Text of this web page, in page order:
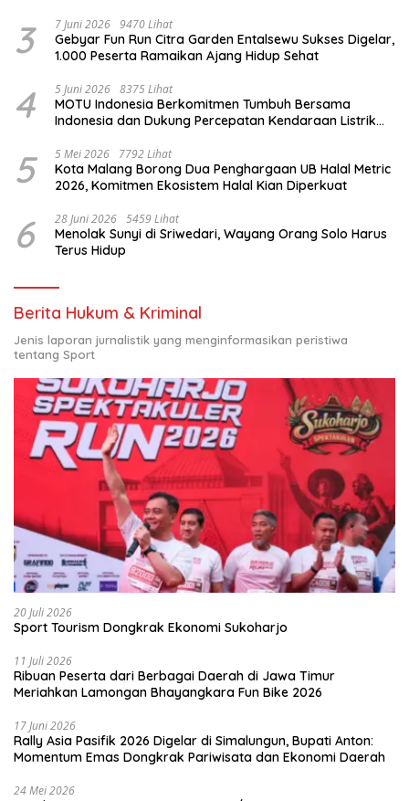
3 7 Juni 2026 9470 Lihat
Gebyar Fun Run Citra Garden Entalsewu Sukses Digelar,
1.000 Peserta Ramaikan Ajang Hidup Sehat
4 5 Juni 2026 8375 Lihat
MOTU Indonesia Berkomitmen Tumbuh Bersama
Indonesia dan Dukung Percepatan Kendaraan Listrik
5 5 Mei 2026 7792 Lihat
Kota Malang Borong Dua Penghargaan UB Halal Metric
2026, Komitmen Ekosistem Halal Kian Diperkuat
6 28 Juni 2026 5459 Lihat
Menolak Sunyi di Sriwedari, Wayang Orang Solo Harus
Terus Hidup
Berita Hukum & Kriminal
Jenis laporan jurnalistik yang menginformasikan peristiwa
tentang Sport
20 Juli 2026
Sport Tourism Dongkrak Ekonomi Sukoharjo
11 Juli 2026
Ribuan Peserta dari Berbagai Daerah di Jawa Timur
Meriahkan Lamongan Bhayangkara Fun Bike 2026
17 Juni 2026
Rally Asia Pasifik 2026 Digelar di Simalungun, Bupati Anton:
Momentum Emas Dongkrak Pariwisata dan Ekonomi Daerah
24 Mei 2026